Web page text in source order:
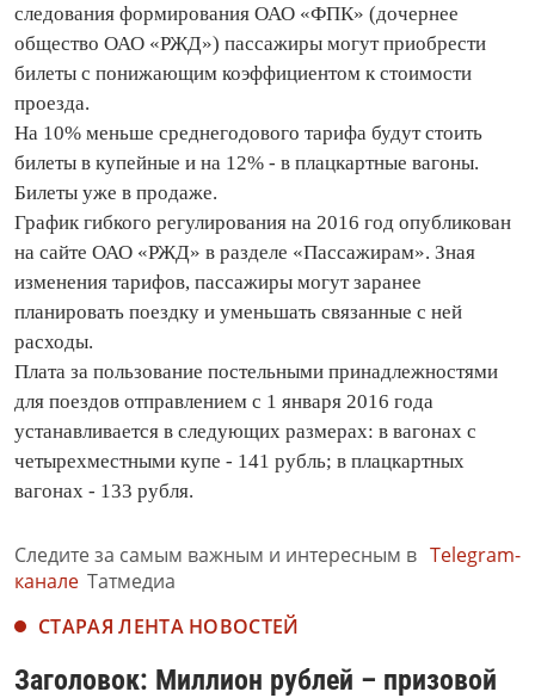
следования формирования ОАО «ФПК» (дочернее
общество ОАО «РЖД») пассажиры могут приобрести
билеты с понижающим коэффициентом к стоимости
проезда.
На 10% меньше среднегодового тарифа будут стоить
билеты в купейные и на 12% - в плацкартные вагоны.
Билеты уже в продаже.
График гибкого регулирования на 2016 год опубликован
на сайте ОАО «РЖД» в разделе «Пассажирам». Зная
изменения тарифов, пассажиры могут заранее
планировать поездку и уменьшать связанные с ней
расходы.
Плата за пользование постельными принадлежностями
для поездов отправлением с 1 января 2016 года
устанавливается в следующих размерах: в вагонах с
четырехместными купе - 141 рубль; в плацкартных
вагонах - 133 рубля.
Следите за самым важным и интересным в Telegram-
канале Татмедиа
СТАРАЯ ЛЕНТА НОВОСТЕЙ
Заголовок: Миллион рублей – призовой